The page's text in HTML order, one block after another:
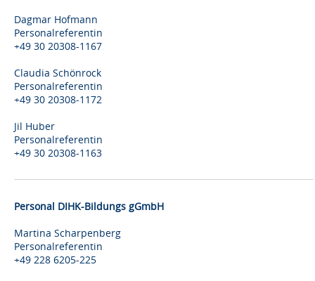
Dagmar Hofmann
Personalreferentin
+49 30 20308-1167
Claudia Schönrock
Personalreferentin
+49 30 20308-1172
Jil Huber
Personalreferentin
+49 30 20308-1163
Personal DIHK-Bildungs gGmbH
Martina Scharpenberg
Personalreferentin
+49 228 6205-225